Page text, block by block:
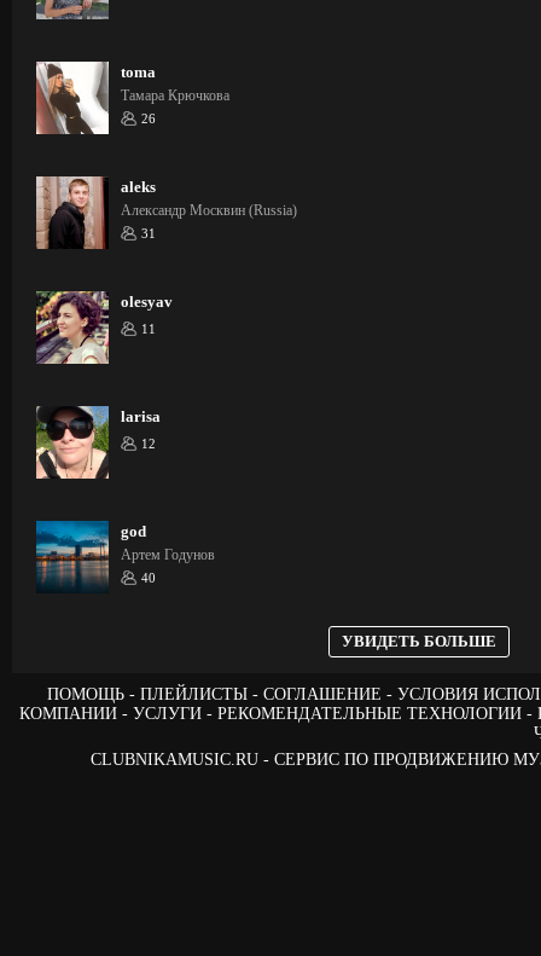
toma
Тамара Крючкова
26
aleks
Александр Москвин (Russia)
31
olesyav
11
larisa
12
god
Артем Годунов
40
УВИДЕТЬ БОЛЬШЕ
ПОМОЩЬ ПЛЕЙЛИСТЫ СОГЛАШЕНИЕ
УСЛОВИЯ
КОМПАНИИ
УСЛУГИ РЕКОМЕНДАТЕЛЬНЫЕ ТЕХНОЛОГИИ
CLUBNIKAMUSIC.RU - СЕРВИС ПО ПРОДВИЖЕНИЮ